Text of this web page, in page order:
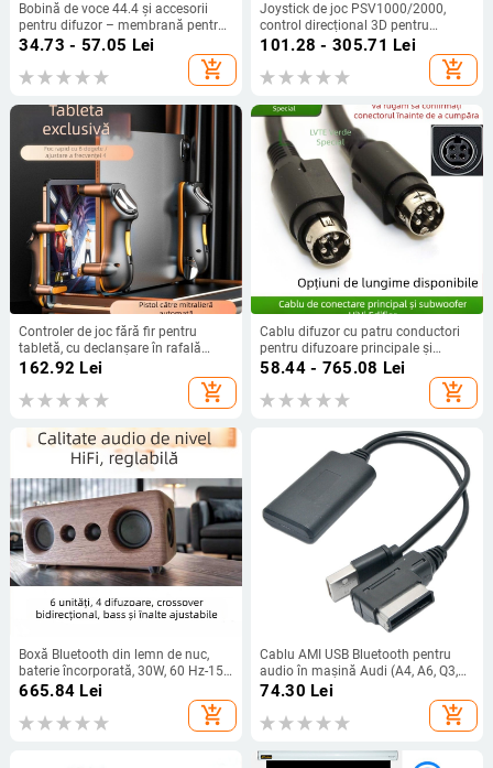
Bobină de voce 44.4 și accesorii
pentru difuzor – membrană pentru
înalte frecvențe, corn, tweeter și
34.73 - 57.05 Lei
add_shopping_cart
Joystick de joc PSV1000/2000,
control direcțional 3D pentru
PSVita, pentru mânerele stânga și
dreapta, interfață PS/2, feedback de
forță, carcasă din plastic, greutate
101.28 - 305.71 Lei
add_shopping_cart
Controler de joc fără fir pentru
tabletă, cu declanșare în rafală
pentru șase degete, feedback de
compatibil cu iPhone și Android
162.92 Lei
add_shopping_cart
Cablu difuzor cu patru conductori
pentru difuzoare principale și
auxiliare, compatibil cu HiVi D1010
seria, R1700BT și Edifier R1600TIII
58.44 - 765.08 Lei
add_shopping_cart
Boxă Bluetooth din lemn de nuc,
baterie încorporată, 30W, 60 Hz-15
kHz, BT 5.1
665.84 Lei
add_shopping_cart
Cablu AMI USB Bluetooth pentru
audio în mașină Audi (A4, A6, Q3,
Q5, Q7) – linie audio; 5 Gbps;
nucleu de cupru; cupru fără oxigen
74.30 Lei
add_shopping_cart